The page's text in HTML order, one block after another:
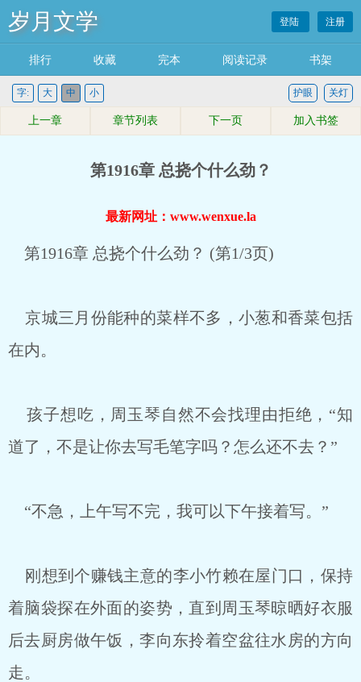
岁月文学 登陆 注册
排行 收藏 完本 阅读记录 书架
字: 大 中 小 关灯
护眼
上一章 章节列表 下一页 加入书签
第1916章 总挠个什么劲？
最新网址：www.wenxue.la
第1916章 总挠个什么劲？ (第1/3页)
京城三月份能种的菜样不多，小葱和香菜包括
在内。
孩子想吃，周玉琴自然不会找理由拒绝，“知
道了，不是让你去写毛笔字吗？怎么还不去？”
“不急，上午写不完，我可以下午接着写。”
刚想到个赚钱主意的李小竹赖在屋门口，保持
着脑袋探在外面的姿势，直到周玉琴晾晒好衣服
后去厨房做午饭，李向东拎着空盆往水房的方向
走。